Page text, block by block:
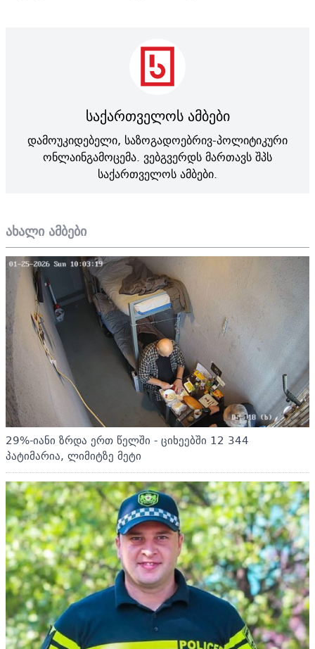
ახალი ამბები
29%-იანი ზრდა ერთ წელში - ციხეებში 12 344
პატიმარია, ლიმიტზე მეტი
საქართველოს ამბები
დამოუკიდებელი, საზოგადოებრივ-პოლიტიკური
ონლაინგამოცემა. ვებგვერდს მართავს შპს
საქართველოს ამბები.